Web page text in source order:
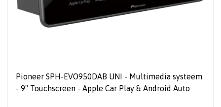
Pioneer SPH-EVO950DAB UNI - Multimedia systeem
- 9" Touchscreen - Apple Car Play & Android Auto